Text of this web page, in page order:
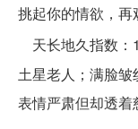
挑起你的情欲，
天长地久指数：
土星老人；满脸
表情严肃但却透着